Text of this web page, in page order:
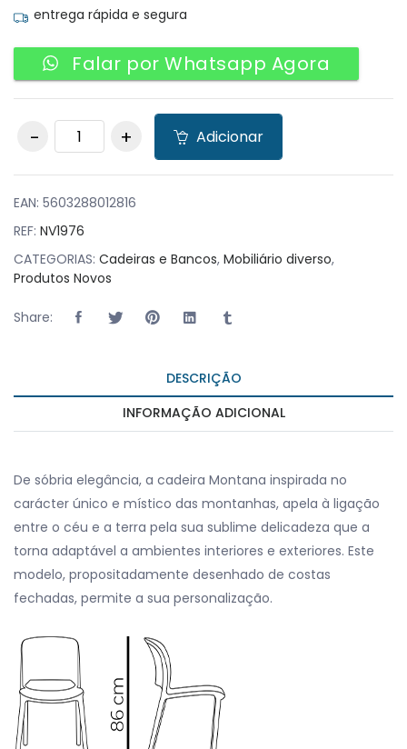
entrega rápida e segura
Falar por Whatsapp Agora
Pack 16 Cadeiras
Montana Closed
Adicionar
EAN: 5603288012816
REF: NV1976
CATEGORIAS: Cadeiras e Bancos, Mobiliário diverso,
Produtos Novos
Share:
DESCRIÇÃO
INFORMAÇÃO ADICIONAL
De sóbria elegância, a cadeira Montana inspirada no
carácter único e místico das montanhas, apela à ligação
entre o céu e a terra pela sua sublime delicadeza que a
torna adaptável a ambientes interiores e exteriores. Este
modelo, propositadamente desenhado de costas
fechadas, permite a sua personalização.